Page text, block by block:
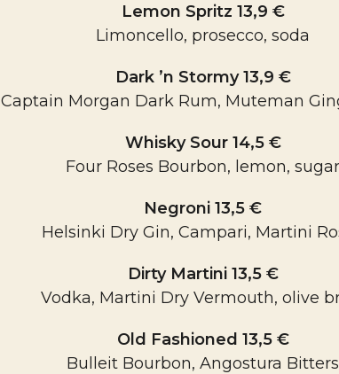
Lemon Spritz 13,9 €
Limoncello, prosecco, soda
Dark ’n Stormy 13,9 €
Captain Morgan Dark Rum, Muteman
Whisky Sour 14,5 €
Four Roses Bourbon, lemon, sugar
Negroni 13,5 €
Helsinki Dry Gin, Campari, Martini
Dirty Martini 13,5 €
Vodka, Martini Dry Vermouth, olive
Old Fashioned 13,5 €
Bulleit Bourbon, Angostura Bitters